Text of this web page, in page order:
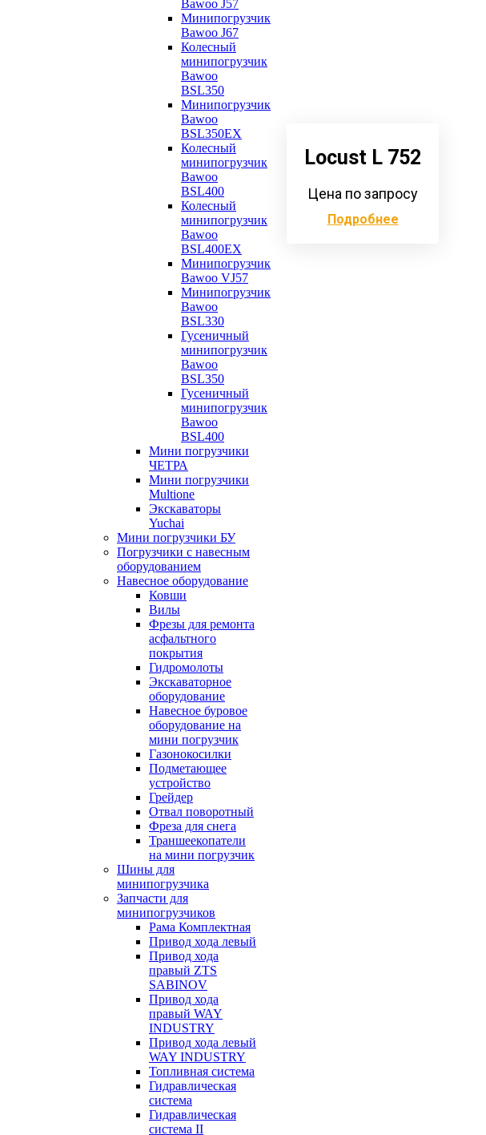
Bawoo J57
Минипогрузчик
Bawoo J67
Колесный
минипогрузчик
Bawoo
BSL350
Минипогрузчик
Bawoo
BSL350EX
Колесный
минипогрузчик
Bawoo
BSL400
Колесный
минипогрузчик
Bawoo
BSL400EX
Минипогрузчик
Bawoo VJ57
Минипогрузчик
Bawoo
BSL330
Гусеничный
минипогрузчик
Bawoo
BSL350
Гусеничный
минипогрузчик
Bawoo
BSL400
Мини погрузчики
ЧЕТРА
Мини погрузчики
Multione
Экскаваторы
Yuchai
Мини погрузчики БУ
Погрузчики с навесным
оборудованием
Навесное оборудование
Ковши
Вилы
Фрезы для ремонта
асфальтного
покрытия
Гидромолоты
Экскаваторное
оборудование
Навесное буровое
оборудование на
мини погрузчик
Газонокосилки
Подметающее
устройство
Грейдер
Отвал поворотный
Фреза для снега
Траншеекопатели
на мини погрузчик
Шины для
минипогрузчика
Запчасти для
минипогрузчиков
Рама Комплектная
Привод хода левый
Привод хода
правый ZTS
SABINOV
Привод хода
правый WAY
INDUSTRY
Привод хода левый
WAY INDUSTRY
Топливная система
Гидравлическая
система
Гидравлическая
система II
Locust L 752
Цена по запросу
Подробнее